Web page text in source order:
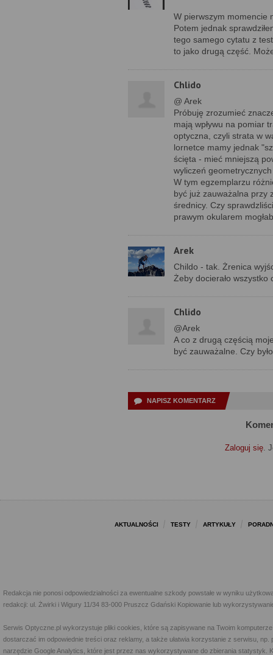
W pierwszym momencie
Potem jednak
tego samego cytatu z
to jako drugą część.
Chlido
@ Arek
Próbuję zrozumieć
mają wpływu na pomiar
optyczna, czyli strata w
lornetce mamy jednak
ścięta - mieć mniejszą
wyliczeń
W tym egzemplarzu
być już zauważalna przy
średnicy. Czy
prawym okularem
Arek
Childo - tak. Żrenica
Żeby docierało
Chlido
@Arek
A co z drugą częścią
być zauważalne. Czy
NAPISZ KOMENTARZ
Zaloguj się.
AKTUALNOŚCI TESTY ARTYKUŁY
Redakcja nie ponosi odpowiedzialności za ewentualne szkody powstałe w wyniku
redakcji: ul. Żwirki i Wigury 11/34 83-000 Pruszcz Gdański Kopiowanie lub
Serwis Optyczne.pl wykorzystuje pliki cookies, które są zapisywane na Twoim
dostarczać im odpowiednie treści oraz reklamy, a także ułatwia korzystanie z serwisu,
narzędzie Google Analytics, które jest przez nas wykorzystywane do zbierania statystyk.